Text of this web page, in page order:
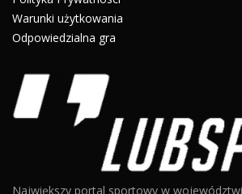
Warunki użytkowania
Odpowiedzialna gra
Największy portal sportowy w